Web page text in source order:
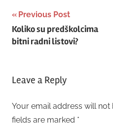
Post
navigation
Previous Post
Koliko su predškolcima
bitni radni listovi?
Leave a Reply
Your email address will not
fields are marked *